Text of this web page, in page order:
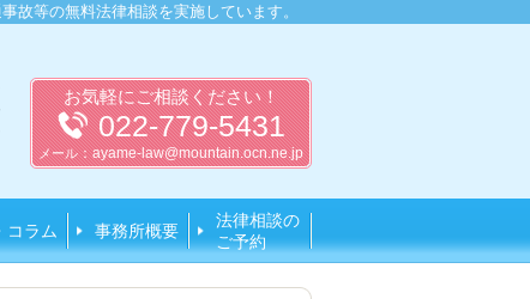
故等の無料法律相談を実施しています。
お気軽にご相談ください！
022-779-5431
メール：ayame-law@mountain.ocn.ne.jp
コラム 事務所概要
法律相談の
ご予約